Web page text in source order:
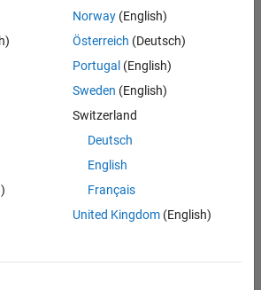
Norway(English)
Österreich (Deutsch)
Portugal (English)
Sweden (English)
Switzerland
Deutsch
English
Français
United Kingdom(English)